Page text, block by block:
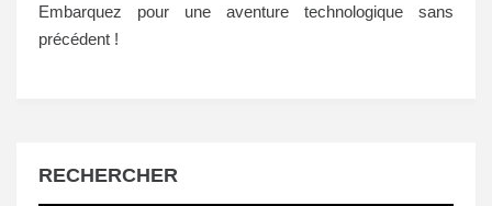
Embarquez pour une aventure technologique sans
précédent !
RECHERCHER